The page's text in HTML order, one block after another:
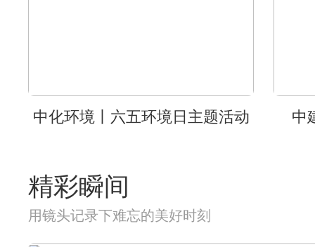
中化环境丨六五环境日主题活动 中
精彩瞬间
用镜头记录下难忘的美好时刻